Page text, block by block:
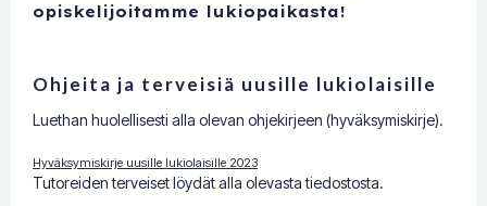
opiskelijoitamme lukiopaikasta!
Ohjeita ja terveisiä uusille lukiolaisille
Luethan huolellisesti alla olevan ohjekirjeen (hyväksymiskirje).
Hyväksymiskirje uusille lukiolaisille 2023
Tutoreiden terveiset löydät alla olevasta tiedostosta.